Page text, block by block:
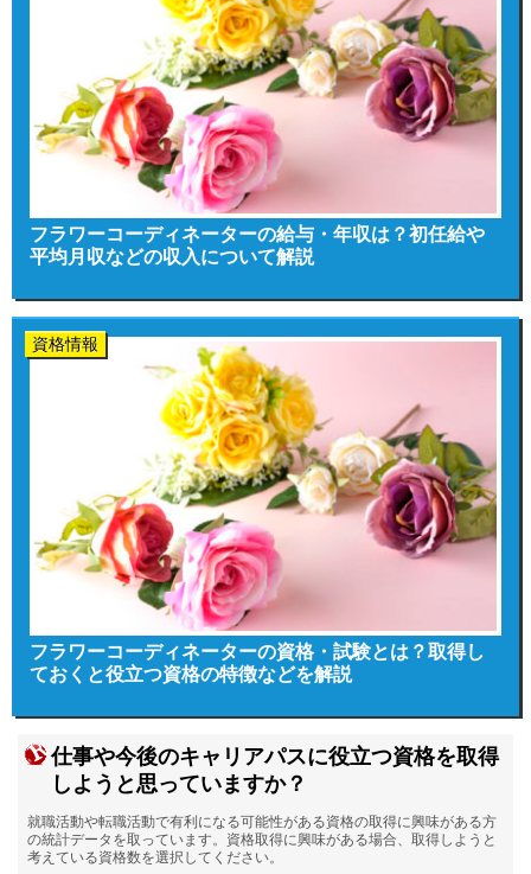
フラワーコーディネーターの給与・年収は？初任給や
平均月収などの収入について解説
資格情報
フラワーコーディネーターの資格・試験とは？取得し
ておくと役立つ資格の特徴などを解説
仕事や今後のキャリアパスに役立つ資格を取得
しようと思っていますか？
就職活動や転職活動で有利になる可能性がある資格の取得に興味がある方
の統計データを取っています。資格取得に興味がある場合、取得しようと
考えている資格数を選択してください。